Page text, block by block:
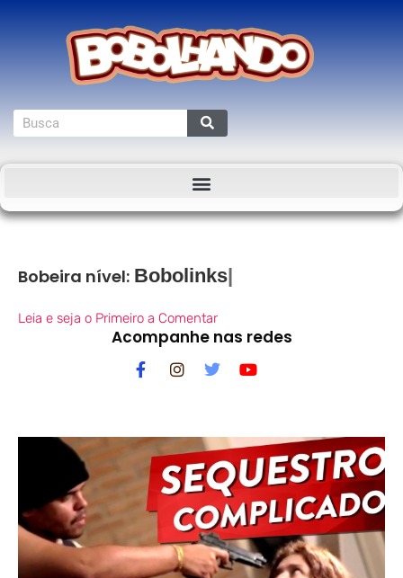
Bobeira nível:
Leia e seja o Primeiro a Comentar
Acompanhe nas redes